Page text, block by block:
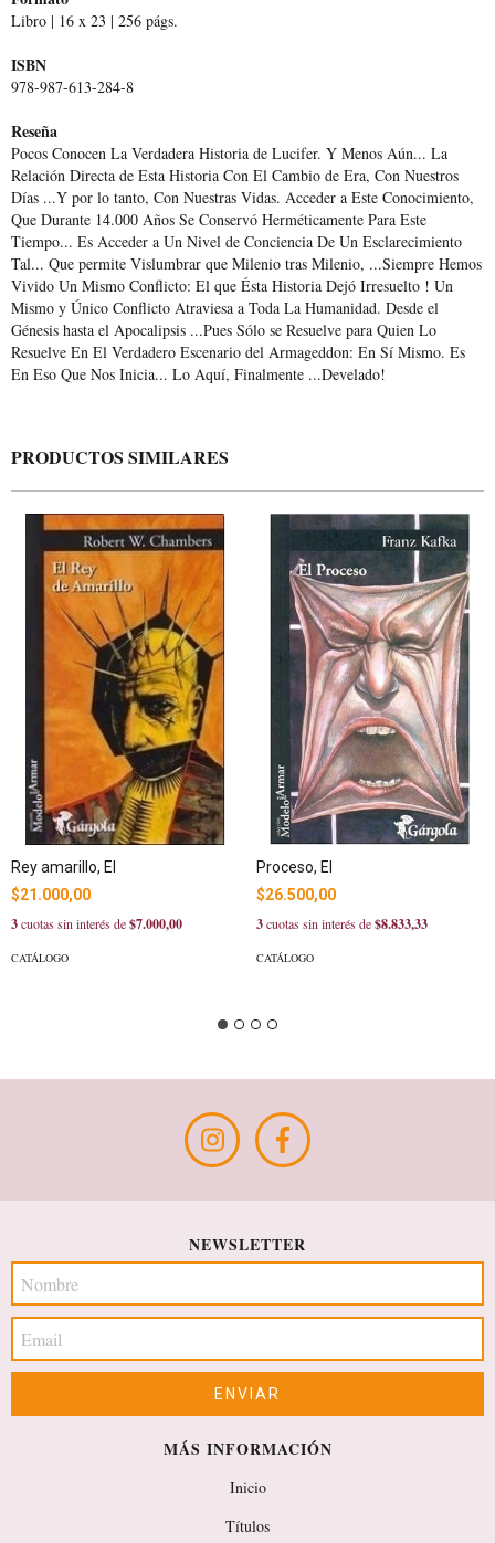
Libro | 16 x 23 | 256 págs.
ISBN
978-987-613-284-8
Reseña
Pocos Conocen La Verdadera Historia de Lucifer. Y Menos Aún... La
Relación Directa de Esta Historia Con El Cambio de Era, Con Nuestros
Días ...Y por lo tanto, Con Nuestras Vidas. Acceder a Este Conocimiento,
Que Durante 14.000 Años Se Conservó Herméticamente Para Este
Tiempo... Es Acceder a Un Nivel de Conciencia De Un Esclarecimiento
Tal... Que permite Vislumbrar que Milenio tras Milenio, ...Siempre Hemos
Vivido Un Mismo Conflicto: El que Ésta Historia Dejó Irresuelto ! Un
Mismo y Único Conflicto Atraviesa a Toda La Humanidad. Desde el
Génesis hasta el Apocalipsis ...Pues Sólo se Resuelve para Quien Lo
Resuelve En El Verdadero Escenario del Armageddon: En Sí Mismo. Es
En Eso Que Nos Inicia... Lo Aquí, Finalmente ...Develado!
PRODUCTOS SIMILARES
Rey amarillo, El
$21.000,00
3cuotas sin interés de$7.000,00
CATÁLOGO
Proceso, El
$26.500,00
3cuotas sin interés de$8.833,33
CATÁLOGO
NEWSLETTER
MÁS INFORMACIÓN
Inicio
Títulos